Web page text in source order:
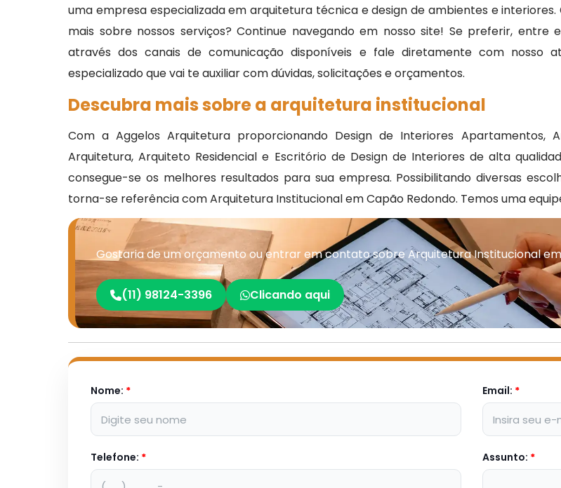
uma empresa especializada em arquitetura técnica e design de ambientes e interiores.
mais sobre nossos serviços? Continue navegando em nosso site! Se preferir, entre
através dos canais de comunicação disponíveis e fale diretamente com nosso
especializado que vai te auxiliar com dúvidas, solicitações e orçamentos.
Descubra mais sobre a arquitetura institucional
Com a Aggelos Arquitetura proporcionando Design de Interiores Apartamentos,
Arquitetura, Arquiteto Residencial e Escritório de Design de Interiores de alta
consegue-se os melhores resultados para sua empresa. Possibilitando diversas
torna-se referência com Arquitetura Institucional em Capão Redondo. Temos uma
Gostaria de um orçamento ou entrar em contato sobre Arquitetura Institucional
(11) 98124-3396 Clicando aqui
Nome: * Email: *
Telefone: * Assunto: *